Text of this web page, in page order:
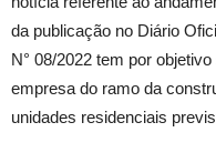
da publicação no Diário
N° 08/2022 tem por
empresa do ramo da
unidades residenciais